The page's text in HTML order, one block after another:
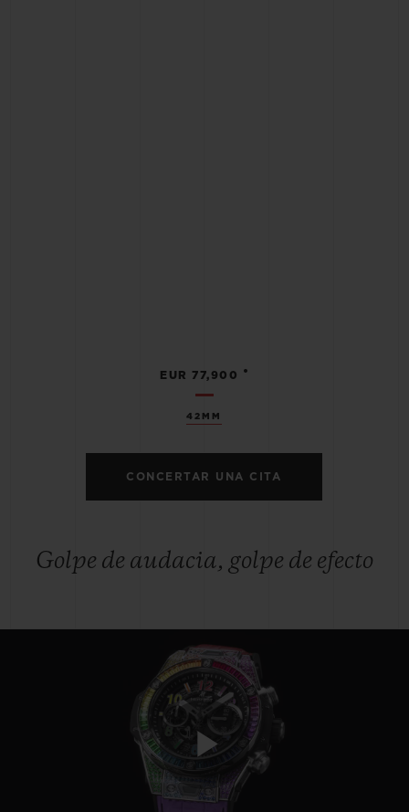
42MM
EUR 77,900 •
CONCERTAR UNA CITA
Golpe de audacia, golpe de efecto
Play